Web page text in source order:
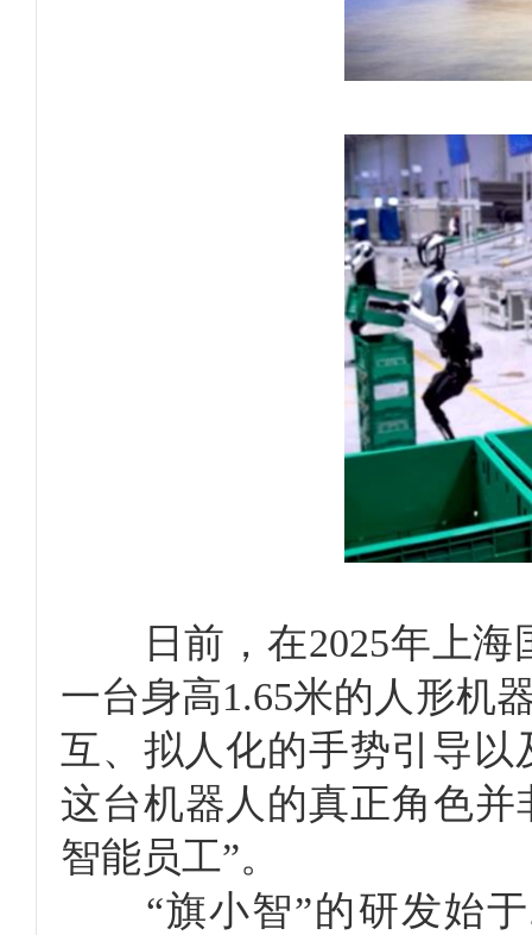
日前，在2025年上海
一台身高1.65米的人形机
互、拟人化的手势引导
这台机器人的真正角色
智能员工”。
“旗小智”的研发始于